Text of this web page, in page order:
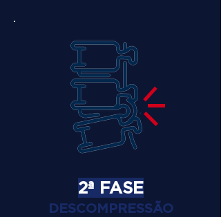
2ª FASE
DESCOMPRESSÃO